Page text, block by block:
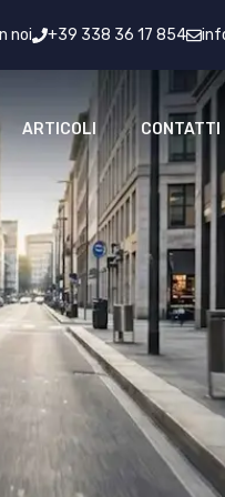
noi +39 338 36 17 854
ARTICOLI CONTATTI